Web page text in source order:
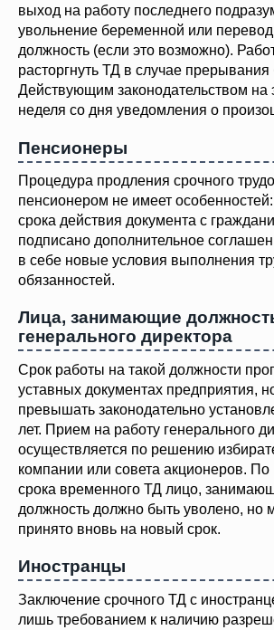
выход на работу последнего
увольнение беременной или
должность (если это возможно).
расторгнуть ТД в случае
Действующим законодательством на
неделя со дня уведомления о
Пенсионеры
Процедура продления срочного
пенсионером не имеет
срока действия документа с
подписано дополнительное
в себе новые условия выполнения
обязанностей.
Лица, занимающие
генерального директора
Срок работы на такой должности
уставных документах предприятия,
превышать законодательно
лет. Прием на работу генерального
осуществляется по решению
компании или совета акционеров. По
срока временного ТД лицо,
должность должно быть уволено, но
принято вновь на новый срок.
Иностранцы
Заключение срочного ТД с
лишь требованием к наличию